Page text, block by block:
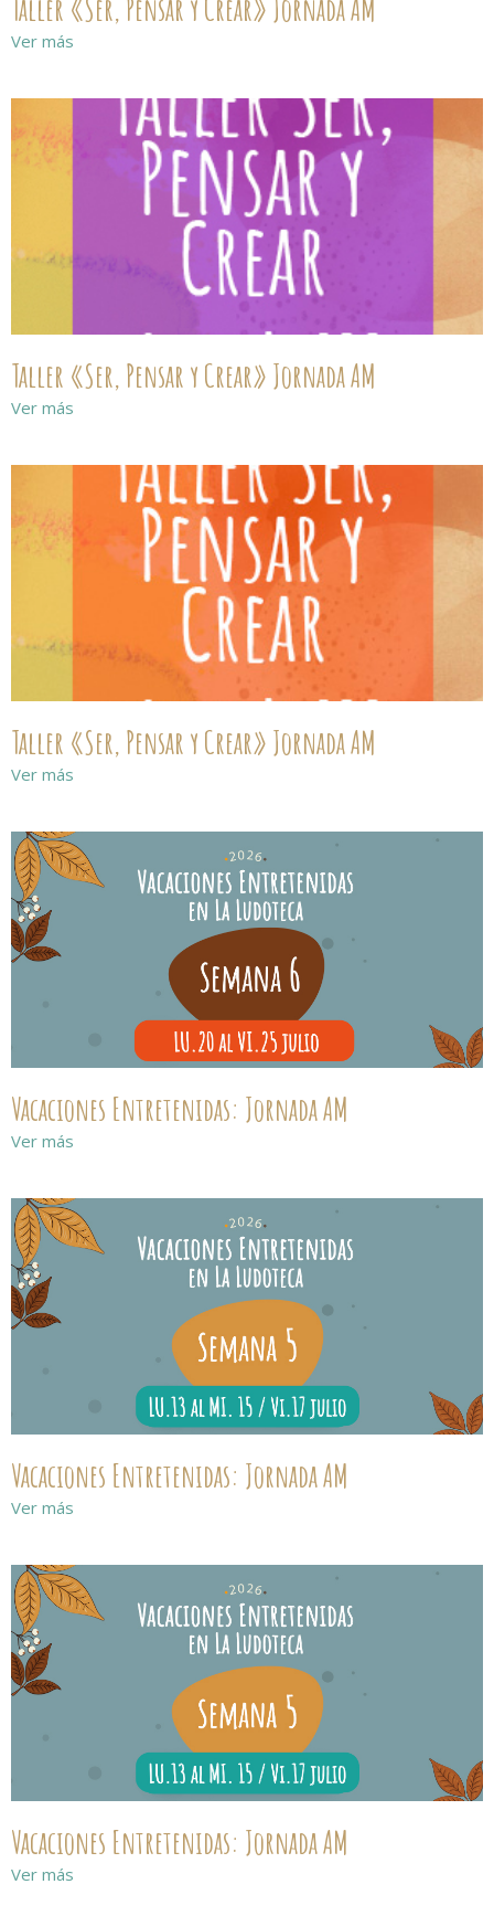
Taller «Ser, Pensar y Crear» Jornada AM
Ver más
Taller «Ser, Pensar y Crear» Jornada AM
Ver más
Taller «Ser, Pensar y Crear» Jornada AM
Ver más
Vacaciones Entretenidas: Jornada AM
Ver más
Vacaciones Entretenidas: Jornada AM
Ver más
Vacaciones Entretenidas: Jornada AM
Ver más